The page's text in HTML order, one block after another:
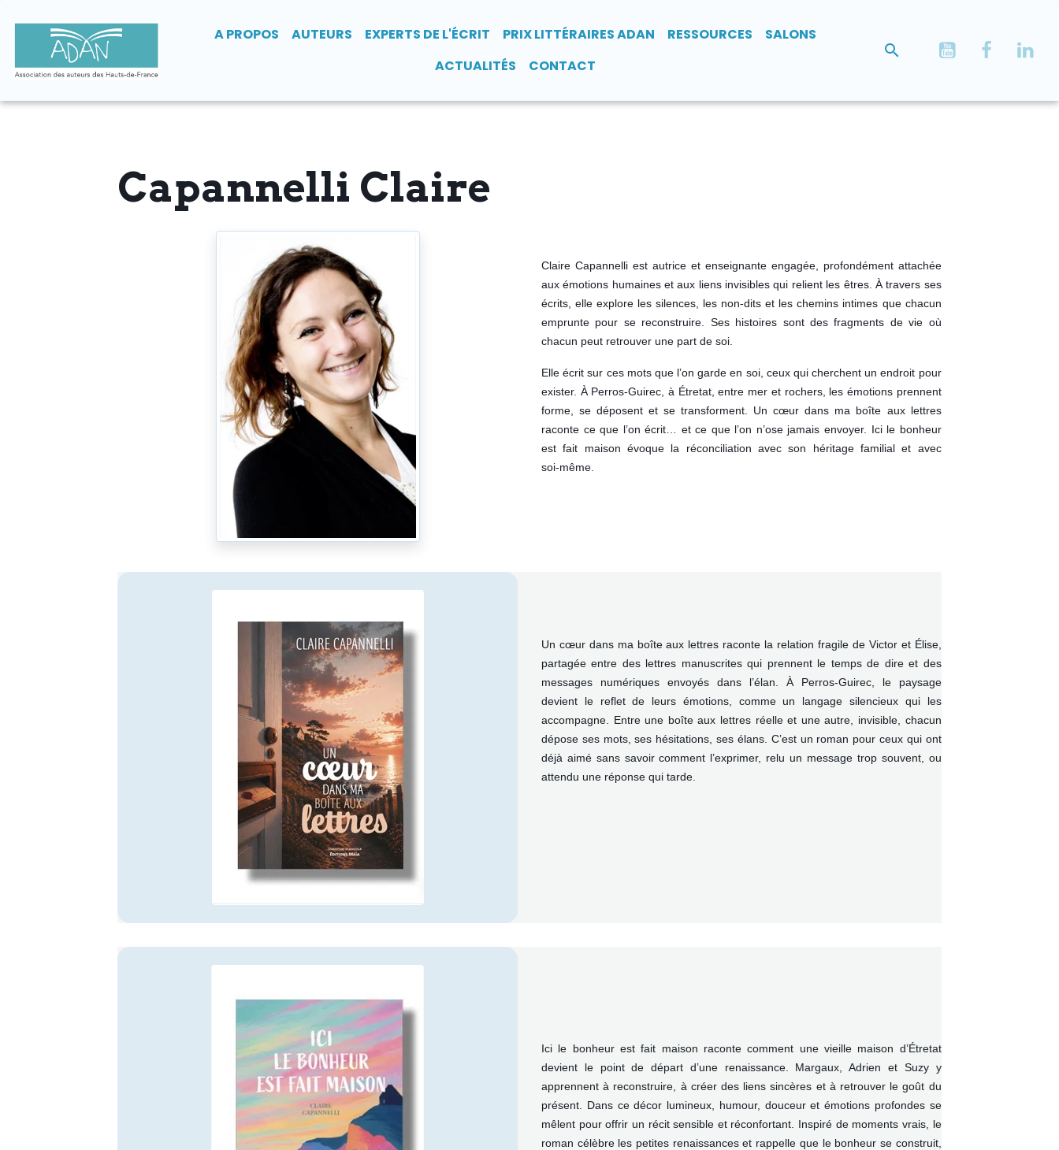
A PROPOS AUTEURS EXPERTS DE L'ÉCRIT PRIX LITTÉRAIRES ADAN RESSOURCES
SALONS
ACTUALITÉS
CONTACT
Capannelli Claire
Claire Capannelli est autrice et enseignante engagée, profondément attachée
aux émotions humaines et aux liens invisibles qui relient les êtres. À travers ses
écrits, elle explore les silences, les non‑dits et les chemins intimes que chacun
emprunte pour se reconstruire. Ses histoires sont des fragments de vie où
chacun peut retrouver une part de soi.
Elle écrit sur ces mots que l’on garde en soi, ceux qui cherchent un endroit pour
exister. À Perros‑Guirec, à Étretat, entre mer et rochers, les émotions prennent
forme, se déposent et se transforment. Un cœur dans ma boîte aux lettres
raconte ce que l’on écrit… et ce que l’on n’ose jamais envoyer. Ici le bonheur
est fait maison évoque la réconciliation avec son héritage familial et avec
soi‑même.
Un cœur dans ma boîte aux lettres raconte la relation fragile de Victor et Élise,
partagée entre des lettres manuscrites qui prennent le temps de dire et des
messages numériques envoyés dans l’élan. À Perros‑Guirec, le paysage
devient le reflet de leurs émotions, comme un langage silencieux qui les
accompagne. Entre une boîte aux lettres réelle et une autre, invisible, chacun
dépose ses mots, ses hésitations, ses élans. C’est un roman pour ceux qui ont
déjà aimé sans savoir comment l’exprimer, relu un message trop souvent, ou
attendu une réponse qui tarde.
Ici le bonheur est fait maison raconte comment une vieille maison d’Étretat
devient le point de départ d’une renaissance. Margaux, Adrien et Suzy y
apprennent à reconstruire, à créer des liens sincères et à retrouver le goût du
présent. Dans ce décor lumineux, humour, douceur et émotions profondes se
mêlent pour offrir un récit sensible et réconfortant. Inspiré de moments vrais, le
roman célèbre les petites renaissances et rappelle que le bonheur se construit,